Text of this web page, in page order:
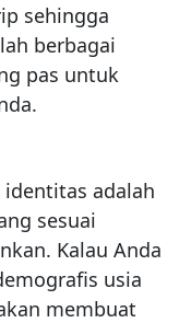
sehingga
berbagai
pas untuk
adalah
sesuai
Kalau Anda
usia
membuat